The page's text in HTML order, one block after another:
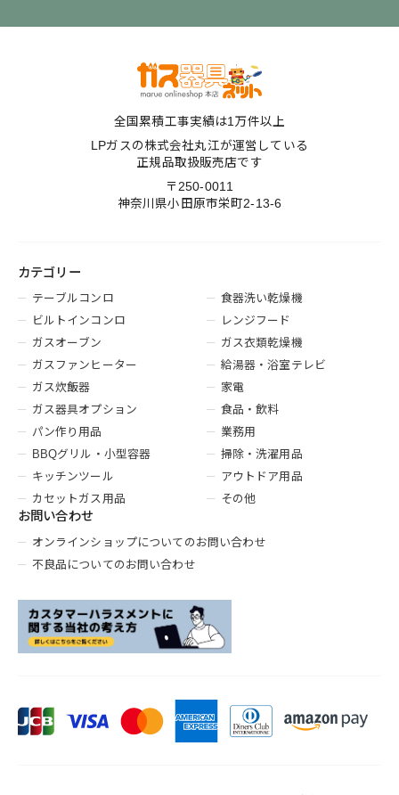
全国累積工事実績は1万件以上
LPガスの株式会社丸江が運営している
正規品取扱販売店です
〒250-0011
神奈川県小田原市栄町2-13-6
カテゴリー
テーブルコンロ
ビルトインコンロ
ガスオーブン
ガスファンヒーター
ガス炊飯器
ガス器具オプション
パン作り用品
BBQグリル・小型容器
キッチンツール
カセットガス用品
食器洗い乾燥機
レンジフード
ガス衣類乾燥機
給湯器・浴室テレビ
家電
食品・飲料
業務用
掃除・洗濯用品
アウトドア用品
その他
お問い合わせ
オンラインショップについてのお問い合わせ
不良品についてのお問い合わせ